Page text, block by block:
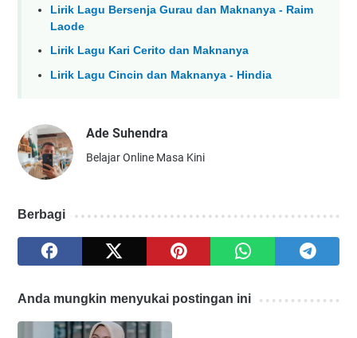
Lirik Lagu Bersenja Gurau dan Maknanya - Raim
Laode
Lirik Lagu Kari Cerito dan Maknanya
Lirik Lagu Cincin dan Maknanya - Hindia
Ade Suhendra
Belajar Online Masa Kini
Berbagi
Anda mungkin menyukai postingan ini